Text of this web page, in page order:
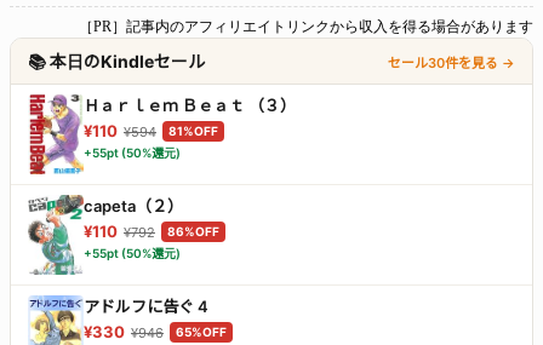
［PR］記事内のアフィリエイトリンクから収入を得る場合があります
📚 本日のKindleセール セール30件を見る →
Ｈａｒｌｅｍ Ｂｅａｔ （３）
¥110 ¥594
81%OFF
+55pt (50%還元)
capeta（２）
¥110 ¥792
86%OFF
+55pt (50%還元)
アドルフに告ぐ 4
¥330 ¥946
65%OFF